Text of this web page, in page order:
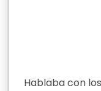
Hablaba con